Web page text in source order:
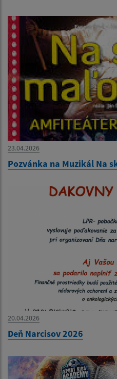
23.04.2026
Pozvánka na Muzikál Na
20.04.2026
Deň Narcisov 2026